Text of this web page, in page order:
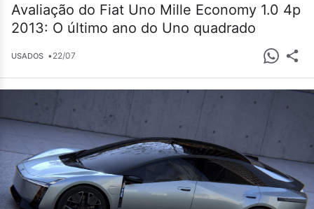
Avaliação do Fiat Uno Mille Economy 1.0 4p
2013: O último ano do Uno quadrado
USADOS •22/07